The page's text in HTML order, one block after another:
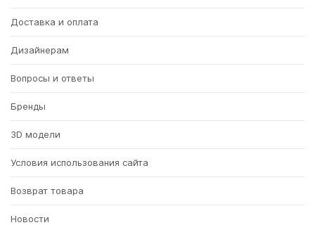
Доставка и оплата
Дизайнерам
Вопросы и ответы
Бренды
3D модели
Условия использования сайта
Возврат товара
Новости